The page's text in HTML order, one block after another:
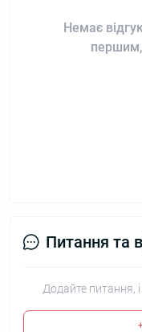
Немає
першим,
Питання та
Додайте питання,